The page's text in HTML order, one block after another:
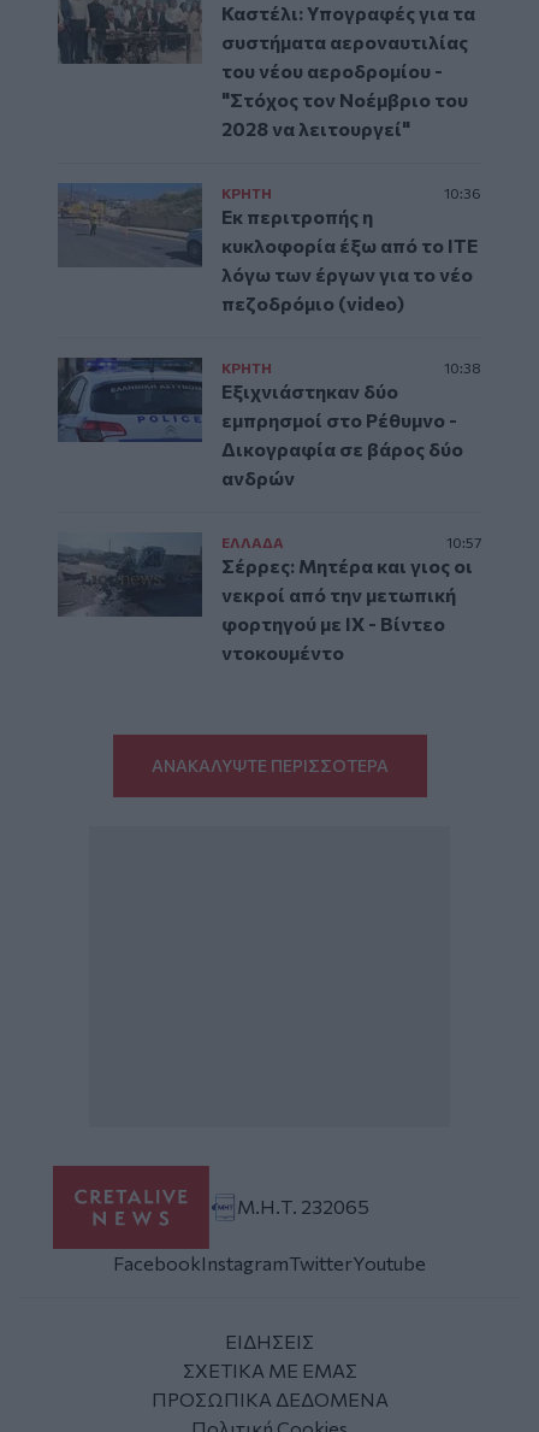
Καστέλι: Υπογραφές για τα
συστήματα αεροναυτιλίας
του νέου αεροδρομίου -
"Στόχος τον Νοέμβριο του
2028 να λειτουργεί"
ΚΡΗΤΗ 10:36
Εκ περιτροπής η
κυκλοφορία έξω από το ΙΤΕ
λόγω των έργων για το νέο
πεζοδρόμιο (video)
ΚΡΗΤΗ 10:38
Εξιχνιάστηκαν δύο
εμπρησμοί στο Ρέθυμνο -
Δικογραφία σε βάρος δύο
ανδρών
ΕΛΛAΔΑ 10:57
Σέρρες: Μητέρα και γιος οι
νεκροί από την μετωπική
φορτηγού με ΙΧ - Βίντεο
ντοκουμέντο
ΑΝΑΚΑΛΥΨΤΕ ΠΕΡΙΣΣΟΤΕΡΑ
Μ.Η.Τ. 232065
FacebookInstagramTwitterYoutube
ΕΙΔΗΣΕΙΣ
ΣΧΕΤΙΚΑ ΜΕ ΕΜΑΣ
ΠΡΟΣΩΠΙΚΑ ΔΕΔΟΜΕΝΑ